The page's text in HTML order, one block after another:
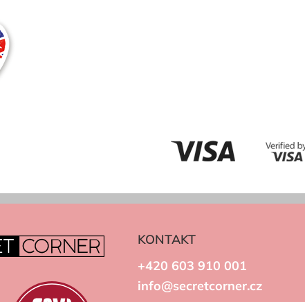
KONTAKT
+420 603 910 001
info@secretcorner.cz